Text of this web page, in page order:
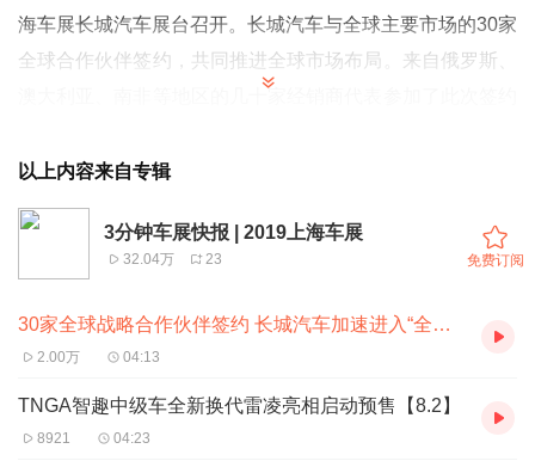
海车展长城汽车展台召开。长城汽车与全球主要市场的30家
全球合作伙伴签约，共同推进全球市场布局。来自俄罗斯、
展，也标志着长城汽车全球化战略进入加速发展阶段。
车型，同时《每日荐车》会在车展期间带来2019上海车展亮点话题
及亮点车型讨论，敬请期待。
以上内容来自专辑
3分钟车展快报 | 2019上海车展
32.04万 23 免费订阅
30家全球战略合作伙伴签约 长城汽车加速进入“全球化”模式【7.1】
2.00万 04:13
TNGA智趣中级车全新换代雷凌亮相启动预售【8.2】
8921 04:23